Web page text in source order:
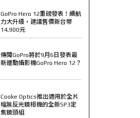
GoPro Hero 12重磅發表！續航
力大升級，建議售價新台幣
14,900元
傳聞GoPro將於9月6日發表最
新運動攝影機GoPro Hero 12？
Cooke Optics推出適用於全片
幅無反光鏡相機的全新SP3定
焦鏡頭組